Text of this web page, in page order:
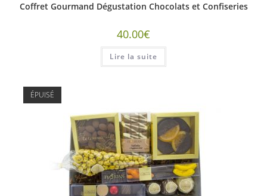
Coffret Gourmand Dégustation Chocolats et Confiseries
40.00€
Lire la suite
ÉPUISÉ